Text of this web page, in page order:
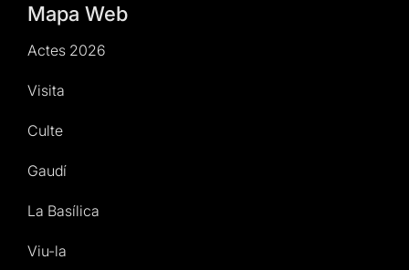
Mapa Web
Actes 2026
Visita
Culte
Gaudí
La Basílica
Viu-la